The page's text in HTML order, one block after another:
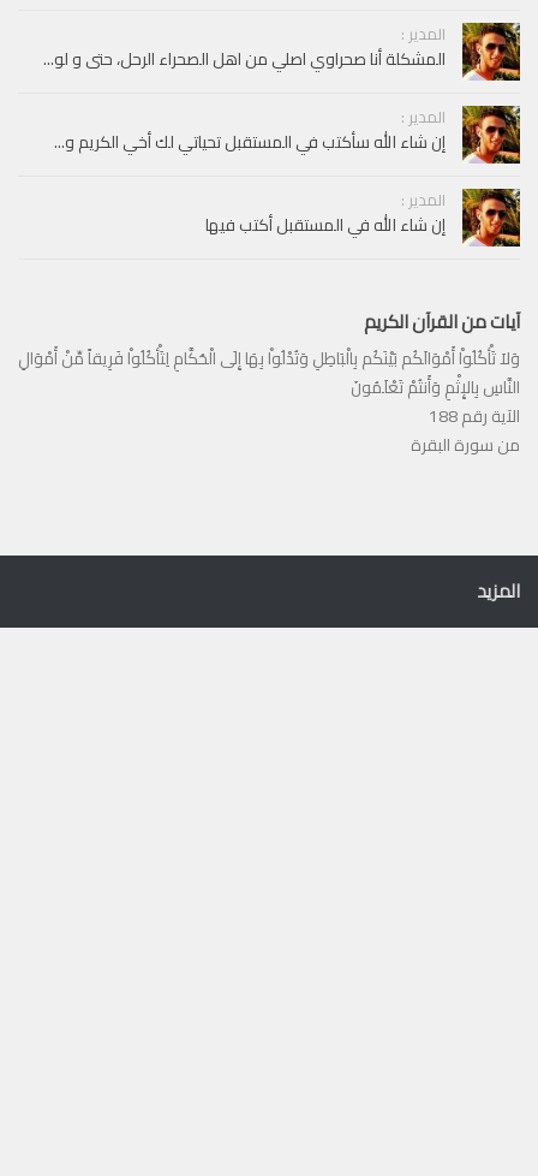
المدير :
المشكلة أنا صحراوي اصلي من اهل الصحراء الرحل، حتى و لو...
المدير :
إن شاء الله سأكتب في المستقبل تحياتي لك أخي الكريم و...
المدير :
إن شاء الله في المستقبل أكتب فيها
آيات من القرآن الكريم
وَلاَ تَأْكُلُواْ أَمْوَالَكُم بَيْنَكُم بِالْبَاطِلِ وَتُدْلُواْ بِهَا إِلَى الْحُكَّامِ لِتَأْكُلُواْ فَرِيقاً مِّنْ أَمْوَالِ
النَّاسِ بِالإِثْمِ وَأَنتُمْ تَعْلَمُونَ
الآية رقم 188
من سورة البقرة
المزيد